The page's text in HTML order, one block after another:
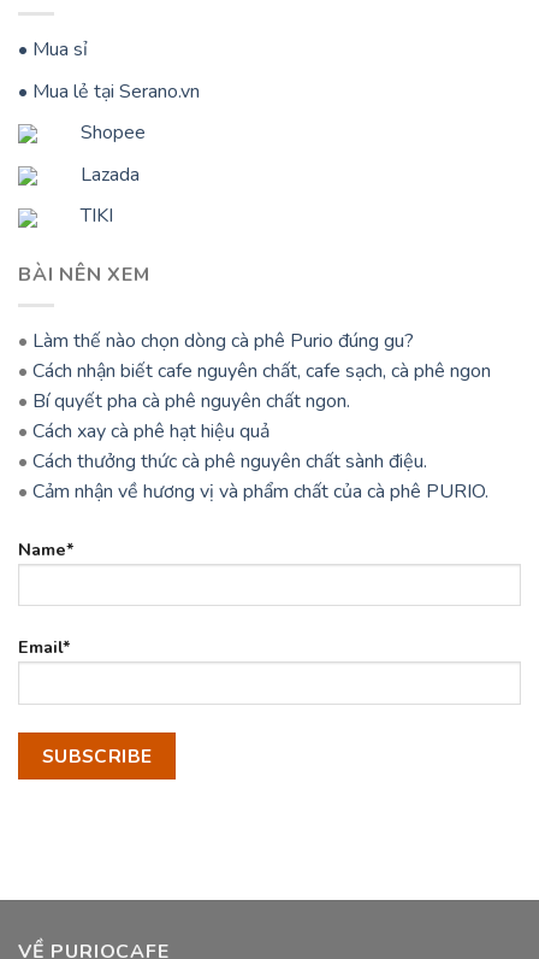
• Mua sỉ
• Mua lẻ tại Serano.vn
Shopee
Lazada
TIKI
BÀI NÊN XEM
• Làm thế nào chọn dòng cà phê Purio đúng gu?
• Cách nhận biết cafe nguyên chất, cafe sạch, cà phê ngon
• Bí quyết pha cà phê nguyên chất ngon.
• Cách xay cà phê hạt hiệu quả
• Cách thưởng thức cà phê nguyên chất sành điệu.
• Cảm nhận về hương vị và phẩm chất của cà phê PURIO.
Name*
Email*
VỀ PURIOCAFE